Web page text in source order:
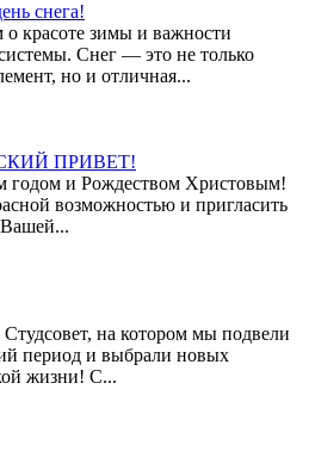
снега!
красоте зимы и важности
Снег — это не только
но и отличная...
ПРИВЕТ!
годом и Рождеством Христовым!
возможностью и пригласить
на котором мы подвели
период и выбрали новых
жизни! С...